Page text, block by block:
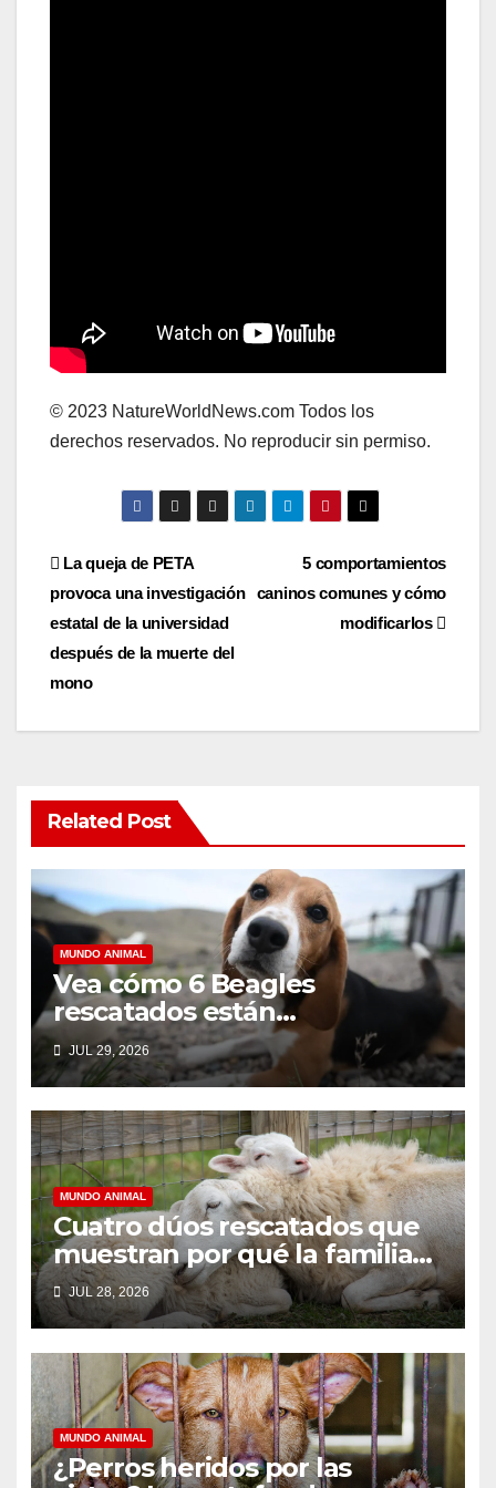
© 2023 NatureWorldNews.com Todos los
derechos reservados. No reproducir sin permiso.
Post
navigation
5 comportamientos
caninos comunes y cómo
modificarlos
La queja de PETA
provoca una investigación
estatal de la universidad
después de la muerte del
mono
Related Post
MUNDO ANIMAL
Vea cómo 6 Beagles
rescatados están
prosperando en sus nuevos
hogares
JUL 29, 2026
MUNDO ANIMAL
Cuatro dúos rescatados que
muestran por qué la familia
debería ser para siempre
JUL 28, 2026
MUNDO ANIMAL
¿Perros heridos por las